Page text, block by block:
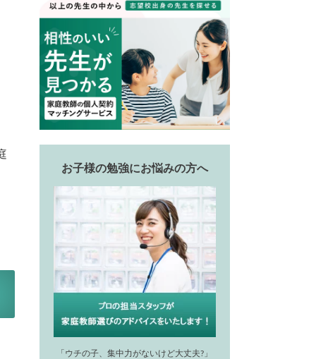
お子様の勉強にお悩みの方へ
「ウチの子、集中力がないけど大丈夫?」